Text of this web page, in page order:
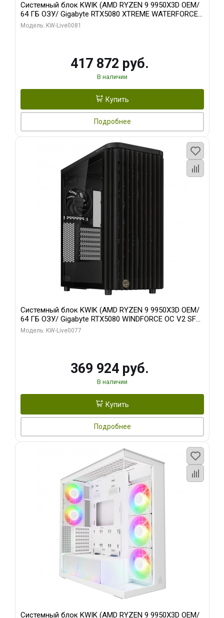
Системный блок KWIK (AMD RYZEN 9 9950X3D OEM/
64 ГБ ОЗУ/ Gigabyte RTX5080 XTREME WATERFORCE
16GB GDDR7 256bit/ 1 ТБ SSD)
Модель: KW-Live0081
417 872 руб.
В наличии
Купить
Подробнее
Системный блок KWIK (AMD RYZEN 9 9950X3D OEM/
64 ГБ ОЗУ/ Gigabyte RTX5080 WINDFORCE OC V2 SFF
16GB GDDR7 256b/ 960 ГБ SSD)
Модель: KW-Live0077
369 924 руб.
В наличии
Купить
Подробнее
Системный блок KWIK (AMD RYZEN 9 9950X3D OEM/